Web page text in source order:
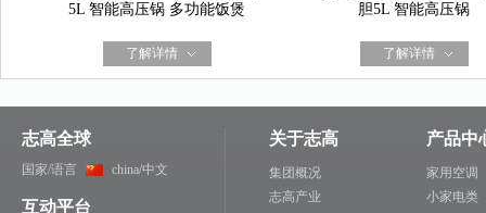
5L 智能高压锅 多功能饭煲
了解详情
胆5L 智能高压锅
了解详情
志高全球
国家/语言 china/中文
互动平台
关于志高
集团概况
志高产业
产品中
家用空调
小家电类